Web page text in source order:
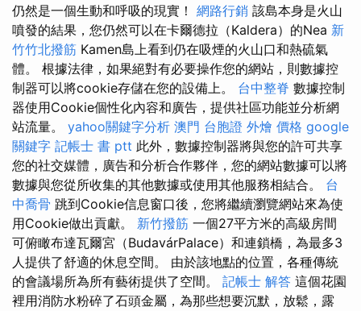
仍然是一個生動和呼吸的現實！ 網路行銷 該島本身是火山
噴發的結果，您仍然可以在卡爾德拉（Kaldera）的Nea 新
竹竹北撥筋 Kamen島上看到仍在吸煙的火山口和熱硫氣
體。 根據法律，如果絕對有必要操作您的網站，則數據控
制器可以將cookie存儲在您的設備上。 台中整脊 數據控制
器使用Cookie個性化內容和廣告，提供社區功能並分析網
站流量。 yahoo關鍵字分析 澳門 台胞證 外燴 價格 google
關鍵字 記帳士 書 ptt 此外，數據控制器將與您的許可共享
您的社交媒體，廣告和分析合作夥伴，您的網站數據可以將
數據與您從所收集的其他數據或使用其他服務相結合。 台
中喬骨 跳到Cookie信息窗口後，您將繼續瀏覽網站來為使
用Cookie做出貢獻。 新竹撥筋 一個27平方米的高級房間
可俯瞰布達瓦爾宮（BudavárPalace）和連鎖橋，為最多3
人提供了舒適的休息空間。 由於該地點的位置，各種傳統
的會議場所為所有藝術提供了空間。 記帳士 解答 這個花園
裡用消防水粉碎了石頭金屬，為那些想要沉默，放鬆，露